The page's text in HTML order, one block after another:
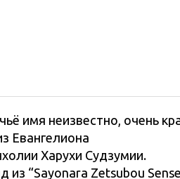
имя неизвестно, очень
Евангелиона
Харухи Судзумии.
из “Sayonara Zetsubou